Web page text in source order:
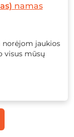
namas
norėjom jaukios
visus mūsų